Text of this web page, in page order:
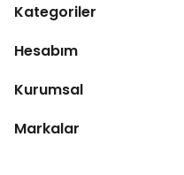
Kategoriler
Hesabım
Kurumsal
Markalar